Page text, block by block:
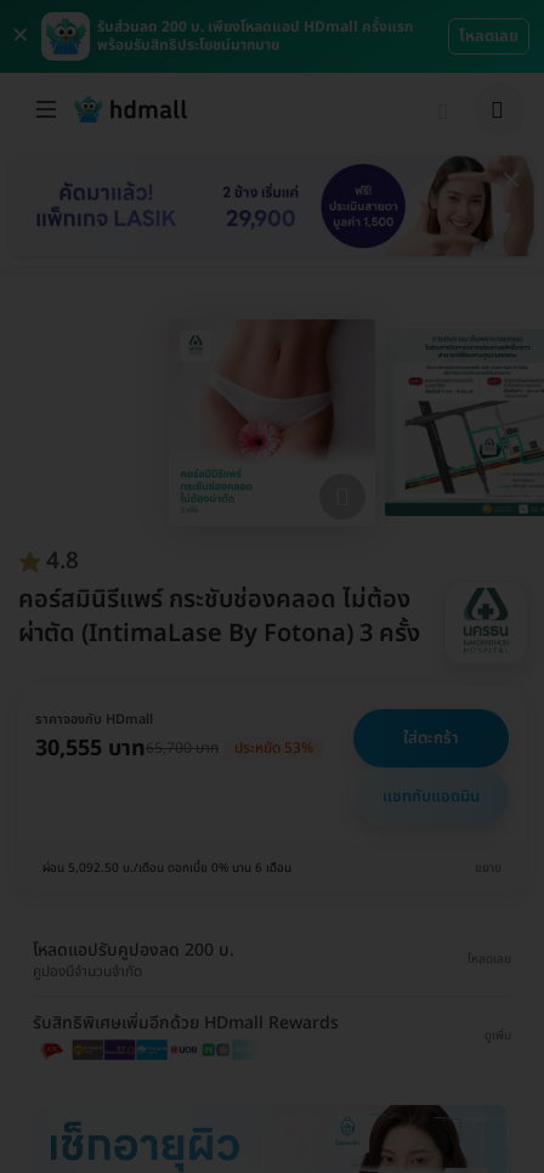
×
รับส่วนลด 200 บ. เพียงโหลดแอป HDmall ครั้งแรก
พร้อมรับสิทธิประโยชน์มากมาย
โหลดเลย
4.8
คอร์สมินิรีแพร์ กระชับช่องคลอด ไม่ต้อง
ผ่าตัด (IntimaLase By Fotona) 3 ครั้ง
ราคาจองกับ HDmall
30,555 บาท65,700 บาท ประหยัด 53% ใส่ตะกร้า
แชทกับแอดมิน
ผ่อน 5,092.50 บ./เดือน ดอกเบี้ย 0% นาน 6 เดือน ขยาย
โหลดแอปรับคูปองลด 200 บ.
คูปองมีจำนวนจำกัด
โหลดเลย
รับสิทธิพิเศษเพิ่มอีกด้วย HDmall Rewards
ดูเพิ่ม